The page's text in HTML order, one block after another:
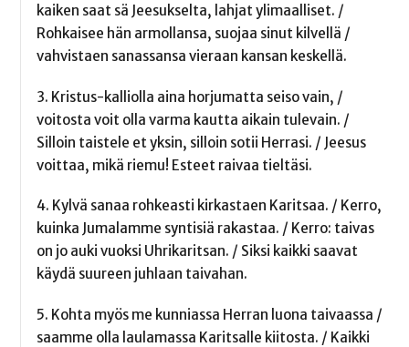
kaiken saat sä Jeesukselta, lahjat ylimaalliset. /
Rohkaisee hän armollansa, suojaa sinut kilvellä /
vahvistaen sanassansa vieraan kansan keskellä.
3. Kristus-kalliolla aina horjumatta seiso vain, /
voitosta voit olla varma kautta aikain tulevain. /
Silloin taistele et yksin, silloin sotii Herrasi. / Jeesus
voittaa, mikä riemu! Esteet raivaa tieltäsi.
4. Kylvä sanaa rohkeasti kirkastaen Karitsaa. / Kerro,
kuinka Jumalamme syntisiä rakastaa. / Kerro: taivas
on jo auki vuoksi Uhrikaritsan. / Siksi kaikki saavat
käydä suureen juhlaan taivahan.
5. Kohta myös me kunniassa Herran luona taivaassa /
saamme olla laulamassa Karitsalle kiitosta. / Kaikki